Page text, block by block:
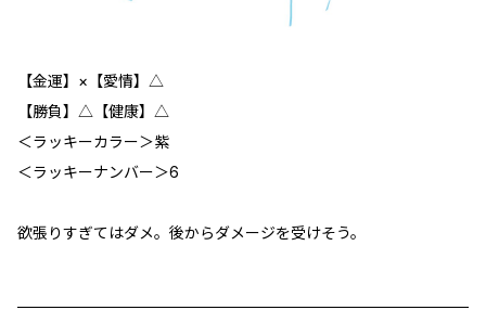
【金運】×【愛情】△
【勝負】△【健康】△
＜ラッキーカラー＞紫
＜ラッキーナンバー＞6
欲張りすぎてはダメ。後からダメージを受けそう。